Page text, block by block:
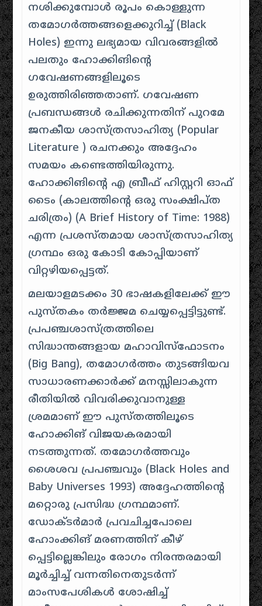
നശിക്കുമ്പോൾ രൂപം കൊള്ളുന്ന
തമോഗർത്തങ്ങളെക്കുറിച്ച് (Black
Holes) ഇന്നു ലഭ്യമായ വിവരങ്ങളിൽ
പലതും ഹോക്കിങിന്റെ
ഗവേഷണങ്ങളിലൂടെ
ഉരുത്തിരിഞ്ഞതാണ്‌. ഗവേഷണ
പ്രബന്ധങ്ങൾ രചിക്കുന്നതിന് പുറമേ
ജനകീയ ശാസ്ത്രസാഹിത്യ (Popular
Literature ) രചനക്കും അദ്ദേഹം
സമയം കണ്ടെത്തിയിരുന്നു.
ഹോക്കിങിന്റെ എ ബ്രീഫ് ഹിസ്റ്ററി ഓഫ്
ടൈം (കാലത്തിന്റെ ഒരു സംക്ഷിപ്ത
ചരിത്രം) (A Brief History of Time: 1988)
എന്ന പ്രശസ്തമായ ശാസ്ത്രസാഹിത്യ
ഗ്രന്ഥം ഒരു കോടി കോപ്പിയാണ്
വിറ്റഴിയപ്പെട്ടത്.
മലയാളമടക്കം 30 ഭാഷകളിലേക്ക് ഈ
പുസ്തകം തർജ്ജമ ചെയ്യപ്പെട്ടിട്ടുണ്ട്.
പ്രപഞ്ചശാസ്ത്രത്തിലെ
സിദ്ധാന്തങ്ങളായ മഹാവിസ്ഫോടനം
(Big Bang), തമോഗർത്തം തുടങ്ങിയവ
സാധാരണക്കാർക്ക് മനസ്സിലാകുന്ന
രീതിയിൽ വിവരിക്കുവാനുള്ള
ശ്രമമാണ്‌ ഈ പുസ്തത്തിലൂടെ
ഹോക്കിങ് വിജയകരമായി
നടത്തുന്നത്. തമോഗർത്തവും
ശൈശവ പ്രപഞ്ചവും (Black Holes and
Baby Universes 1993) അദ്ദേഹത്തിന്റെ
മറ്റൊരു പ്രസിദ്ധ ഗ്രന്ഥമാണ്.
ഡോക്ടർമാർ പ്രവചിച്ചപോലെ
ഹോംക്കിങ് മരണത്തിന് കീഴ്
പ്പെട്ടില്ലെങ്കിലും രോഗം നിരന്തരമായി
മൂർച്ചിച്ച് വന്നതിനെതുടർന്ന്
മാംസപേശികൾ ശോഷിച്ച്